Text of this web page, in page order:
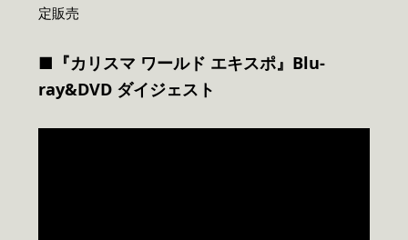
定販売
■『カリスマ ワールド エキスポ』Blu-
ray&DVD ダイジェスト